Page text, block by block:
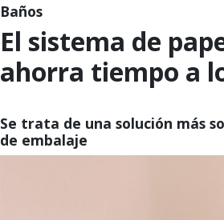
Baños
El sistema de
ahorra tiempo a
Se trata de una solución más
de embalaje